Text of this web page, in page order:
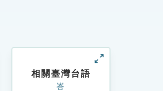
相關臺灣台語
峇